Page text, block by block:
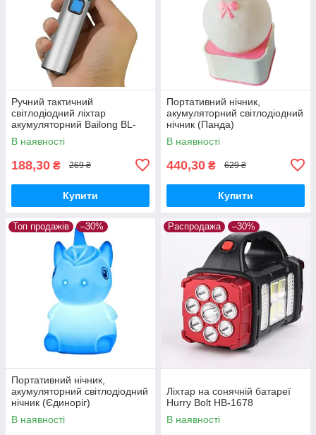
Ручний тактичний
світлодіодний ліхтар
акумуляторний Bailong BL-
K31 USB CHARGE+ ZOOM
В наявності
188,30 ₴ 269 ₴
Купити
Портативний нічник,
акумуляторний світлодіодний
нічник (Панда)
В наявності
440,30 ₴ 629 ₴
Купити
Топ продажів –30%
Портативний нічник,
акумуляторний світлодіодний
нічник (Єдиноріг)
В наявності
Распродажа –30%
Ліхтар на сонячній батареї
Hurry Bolt HB-1678
В наявності